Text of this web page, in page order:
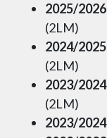
2025/2026
(2LM)
2024/2025
(2LM)
2023/2024
(2LM)
2023/2024